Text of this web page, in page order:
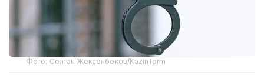
Фото: Солтан Жексенбеков/Kazinform